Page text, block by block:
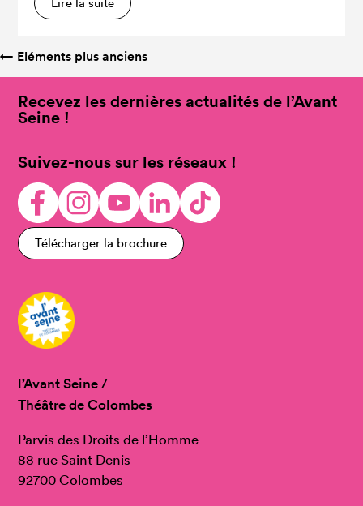
← Eléments plus anciens
Recevez les dernières actualités de l’Avant
Seine !
Suivez-nous sur les réseaux !
Télécharger la brochure
l’Avant Seine /
Théâtre de Colombes
Parvis des Droits de l’Homme
88 rue Saint Denis
92700 Colombes